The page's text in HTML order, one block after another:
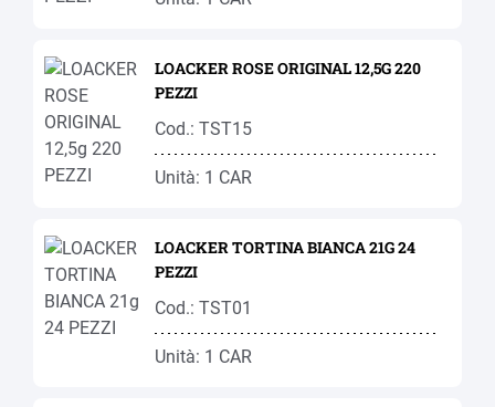
LOACKER ROSE ORIGINAL 12,5G 220
PEZZI
Cod.: TST15
Unità: 1 CAR
LOACKER TORTINA BIANCA 21G 24
PEZZI
Cod.: TST01
Unità: 1 CAR